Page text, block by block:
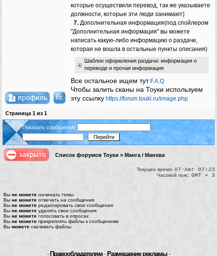
которые осуществили перевод, так же указываете
должности, которые эти люди занимают)
7. Дополнительная информация(под спойлером
"Дополнительная информация" вы можете
написать какую-либо информацию о раздаче,
которая не вошла в остальные пункты описания)
Шаблон оформления раздачи: информация о
переводе и прочая информация
Все остальное ищем тут F.A.Q
Чтобы залить сканы на Тоуки используем
эту ссылку https://forum.touki.ru/image.php
Страница 1 из 1
Показать сообщения:
Список форумов Тоуки » Манга / Манхва
Текущее время: 07-Авг 07:23
Часовой пояс: GMT + 3
Вы не можете начинать темы
Вы не можете отвечать на сообщения
Вы не можете редактировать свои сообщения
Вы не можете удалять свои сообщения
Вы не можете голосовать в опросах
Вы не можете прикреплять файлы к сообщениям
Вы можете скачивать файлы
- Правообладателям - Размещение рекламы-